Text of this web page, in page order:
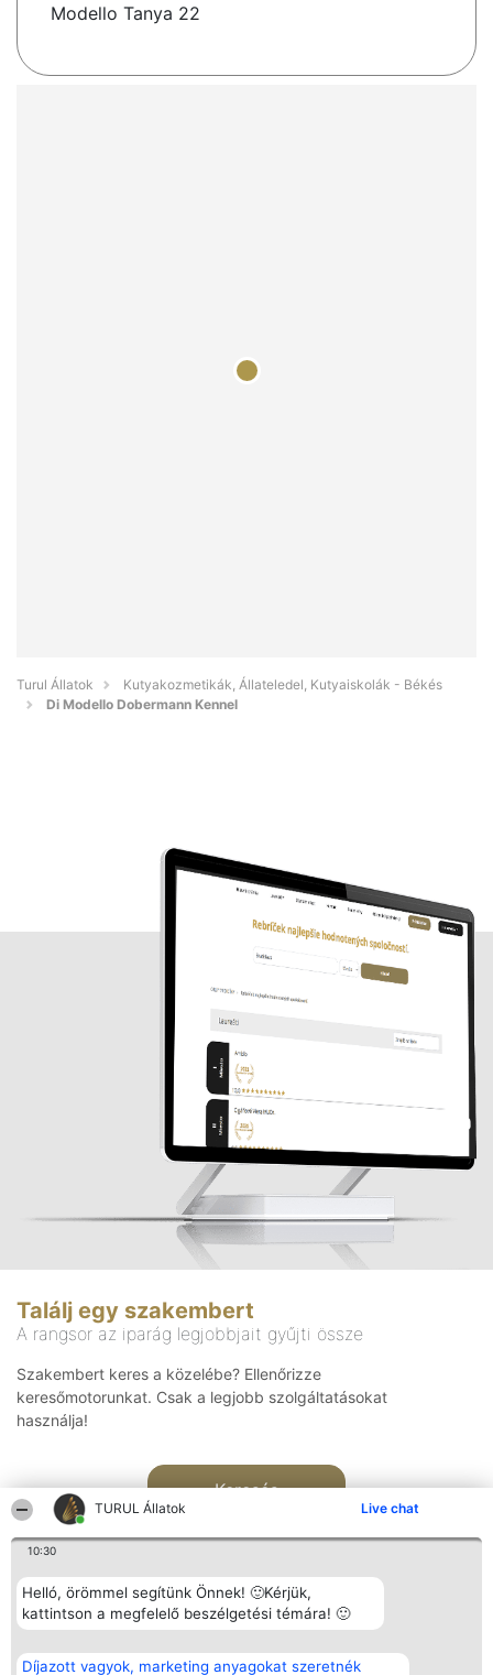
TURUL Állatok Live chat
10:30
Helló, örömmel segítünk Önnek! 🙂Kérjük,
kattintson a megfelelő beszélgetési témára! 🙂
Díjazott vagyok, marketing anyagokat szeretnék
Modello Tanya 22
Turul Állatok
Kutyakozmetikák, Állateledel, Kutyaiskolák - Békés
Di Modello Dobermann Kennel
Találj egy szakembert
A rangsor az iparág legjobbjait gyűjti össze
Szakembert keres a közelébe? Ellenőrizze
keresőmotorunkat. Csak a legjobb szolgáltatásokat
használja!
Keresés
Rangsorszervező
SC Beautiful Company S.R.L.
Népszavazás
Nyertesek
Elérhetőség
Elérhetőség